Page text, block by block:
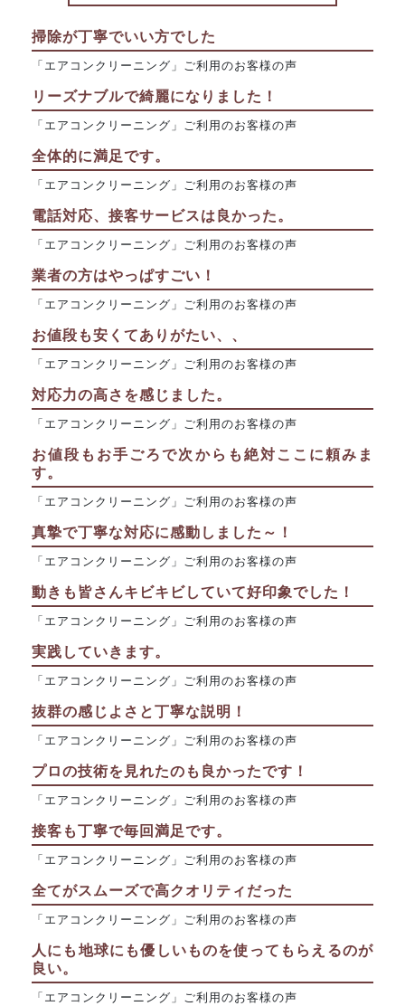
掃除が丁寧でいい方でした
「エアコンクリーニング」ご利用のお客様の声
リーズナブルで綺麗になりました！
「エアコンクリーニング」ご利用のお客様の声
全体的に満足です。
「エアコンクリーニング」ご利用のお客様の声
電話対応、接客サービスは良かった。
「エアコンクリーニング」ご利用のお客様の声
業者の方はやっぱすごい！
「エアコンクリーニング」ご利用のお客様の声
お値段も安くてありがたい、、
「エアコンクリーニング」ご利用のお客様の声
対応力の高さを感じました。
「エアコンクリーニング」ご利用のお客様の声
お値段もお手ごろで次からも絶対ここに頼みま
す。
「エアコンクリーニング」ご利用のお客様の声
真摯で丁寧な対応に感動しました～！
「エアコンクリーニング」ご利用のお客様の声
動きも皆さんキビキビしていて好印象でした！
「エアコンクリーニング」ご利用のお客様の声
実践していきます。
「エアコンクリーニング」ご利用のお客様の声
抜群の感じよさと丁寧な説明！
「エアコンクリーニング」ご利用のお客様の声
プロの技術を見れたのも良かったです！
「エアコンクリーニング」ご利用のお客様の声
接客も丁寧で毎回満足です。
「エアコンクリーニング」ご利用のお客様の声
全てがスムーズで高クオリティだった
「エアコンクリーニング」ご利用のお客様の声
人にも地球にも優しいものを使ってもらえるのが
良い。
「エアコンクリーニング」ご利用のお客様の声